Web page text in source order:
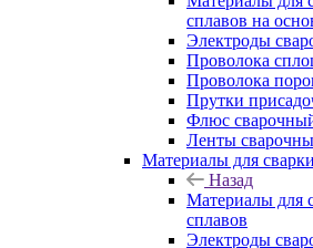
сплавов на
Электроды
Проволока
Проволока
Прутки
Флюс
Ленты
Материалы для
Назад
Материалы для
сплавов
Электроды